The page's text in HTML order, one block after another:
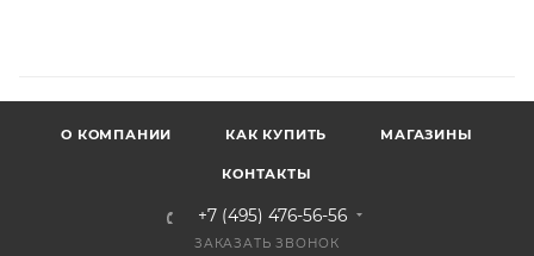
О КОМПАНИИ КАК КУПИТЬ МАГАЗИНЫ
КОНТАКТЫ
+7 (495) 476-56-56
ЗАКАЗАТЬ ЗВОНОК